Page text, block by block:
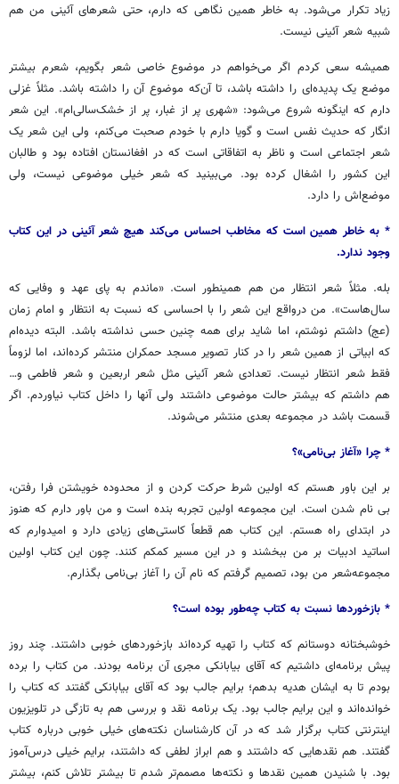
زیاد تکرار می‌شود. به خاطر همین نگاهی که دارم، حتی شعرهای آئینی من هم
شبیه شعر آئینی نیست.
همیشه سعی کردم اگر می‌خواهم در موضوع خاصی شعر بگویم، شعرم بیشتر
موضع یک پدیده‌ای را داشته باشد، تا آن‌که موضوع آن را داشته باشد. مثلاً غزلی
دارم که اینگونه شروع می‌شود: «شهری پر از غبار، پر از خشک‌سالی‌ام». این شعر
انگار که حدیث نفس است و گویا دارم با خودم صحبت می‌کنم، ولی این شعر یک
شعر اجتماعی است و ناظر به اتفاقاتی است که در افغانستان افتاده بود و طالبان
این کشور را اشغال کرده بود. می‌بینید که شعر خیلی موضوعی نیست، ولی
موضع‌اش را دارد.
* بهخاطرهمیناست که مخاطب احساسمی‌کندهیچشعرآئینی در این کتاب
وجود ندارد.
بله. مثلاً شعر انتظار من هم همینطور است. «ماندم به پای عهد و وفایی که
سال‌هاست». من درواقع این شعر را با احساسی که نسبت به انتظار و امام زمان
(عج) داشتم نوشتم، اما شاید برای همه چنین حسی نداشته باشد. البته دیده‌ام
که ابیاتی از همین شعر را در کنار تصویر مسجد حمکران منتشر کرده‌اند، اما لزوماً
فقط شعر انتظار نیست. تعدادی شعر آئینی مثل شعر اربعین و شعر فاطمی و…
هم داشتم که بیشتر حالت موضوعی داشتند ولی آنها را داخل کتاب نیاوردم. اگر
قسمت باشد در مجموعه بعدی منتشر می‌شوند.
* چرا «آغاز بی‌نامی»؟
بر این باور هستم که اولین شرط حرکت کردن و از محدوده خویشتن فرا رفتن،
بی نام شدن است. این مجموعه اولین تجربه بنده است و من باور دارم که هنوز
در ابتدای راه هستم. این کتاب هم قطعاً کاستی‌های زیادی دارد و امیدوارم که
اساتید ادبیات بر من ببخشند و در این مسیر کمکم کنند. چون این کتاب اولین
مجموعه‌شعر من بود، تصمیم گرفتم که نام آن را آغاز بی‌نامی بگذارم.
* بازخوردها نسبت به کتاب چه‌طور بوده است؟
خوشبختانه دوستانم که کتاب را تهیه کرده‌اند بازخوردهای خوبی داشتند. چند روز
پیش برنامه‌ای داشتیم که آقای بیابانکی مجری آن برنامه بودند. من کتاب را برده
بودم تا به ایشان هدیه بدهم؛ برایم جالب بود که آقای بیابانکی گفتند که کتاب را
خوانده‌اند و این برایم جالب بود. یک برنامه نقد و بررسی هم به تازگی در تلویزیون
اینترنتی کتاب برگزار شد که در آن کارشناسان نکته‌های خیلی خوبی درباره کتاب
گفتند. هم نقدهایی که داشتند و هم ابراز لطفی که داشتند، برایم خیلی درس‌آموز
بود. با شنیدن همین نقدها و نکته‌ها مصمم‌تر شدم تا بیشتر تلاش کنم، بیشتر